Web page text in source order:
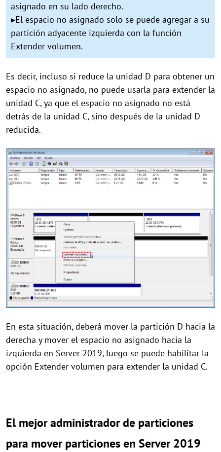
asignado en su lado derecho.
▸El espacio no asignado solo se puede agregar a su
partición adyacente izquierda con la función
Extender volumen.
Es decir, incluso si reduce la unidad D para obtener un
espacio no asignado, no puede usarla para extender la
unidad C, ya que el espacio no asignado no está
detrás de la unidad C, sino después de la unidad D
reducida.
En esta situación, deberá mover la partición D hacia la
derecha y mover el espacio no asignado hacia la
izquierda en Server 2019, luego se puede habilitar la
opción Extender volumen para extender la unidad C.
El mejor administrador de particiones
para mover particiones en Server 2019